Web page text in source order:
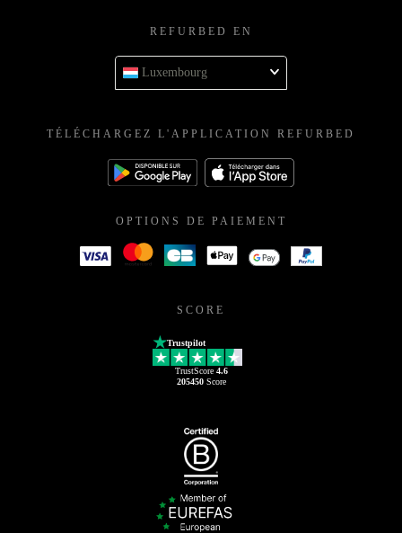
REFURBED EN
Luxembourg
TÉLÉCHARGEZ L'APPLICATION REFURBED
OPTIONS DE PAIEMENT
SCORE
Trustpilot
TrustScore 4.6
205450Score